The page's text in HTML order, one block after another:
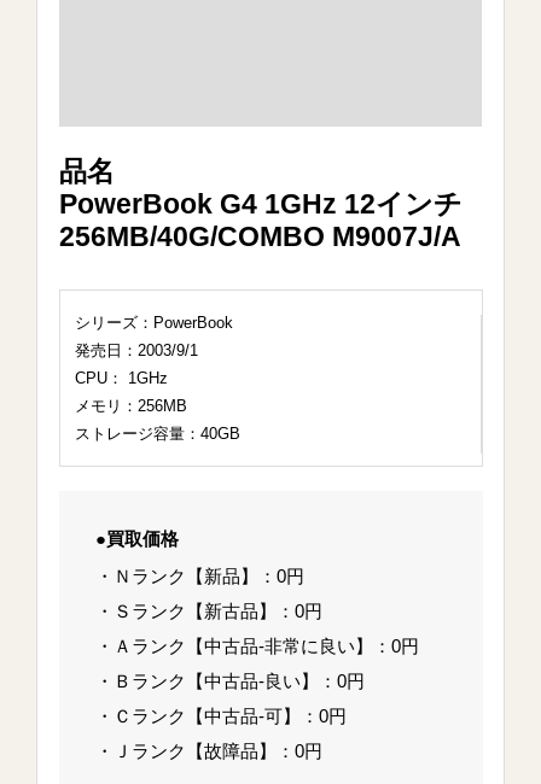
品名
PowerBook G4 1GHz 12インチ
256MB/40G/COMBO M9007J/A
シリーズ：PowerBook
発売日：2003/9/1
CPU： 1GHz
メモリ：256MB
ストレージ容量：40GB
●買取価格
・Ｎランク【新品】：0円
・Ｓランク【新古品】：0円
・Ａランク【中古品-非常に良い】：0円
・Ｂランク【中古品-良い】：0円
・Ｃランク【中古品-可】：0円
・Ｊランク【故障品】：0円